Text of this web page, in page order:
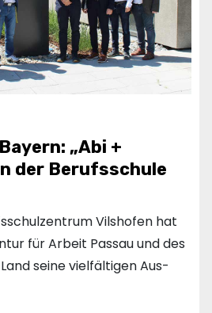
„Abi +
der Berufsschule
Vilshofen hat
für Arbeit Passau und des
seine vielfältigen Aus-